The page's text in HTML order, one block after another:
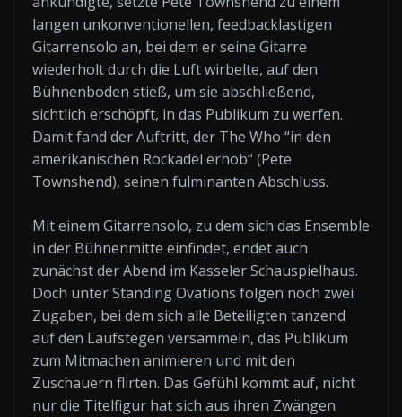
langen unkonventionellen, feedbacklastigen
Gitarrensolo an, bei dem er seine Gitarre
wiederholt durch die Luft wirbelte, auf den
Bühnenboden stieß, um sie abschließend,
sichtlich erschöpft, in das Publikum zu werfen.
Damit fand der Auftritt, der The Who “in den
amerikanischen Rockadel erhob“ (Pete
Townshend), seinen fulminanten Abschluss.
Mit einem Gitarrensolo, zu dem sich das Ensemble
in der Bühnenmitte einfindet, endet auch
zunächst der Abend im Kasseler Schauspielhaus.
Doch unter Standing Ovations folgen noch zwei
Zugaben, bei dem sich alle Beteiligten tanzend
auf den Laufstegen versammeln, das Publikum
zum Mitmachen animieren und mit den
Zuschauern flirten. Das Gefühl kommt auf, nicht
nur die Titelfigur hat sich aus ihren Zwängen